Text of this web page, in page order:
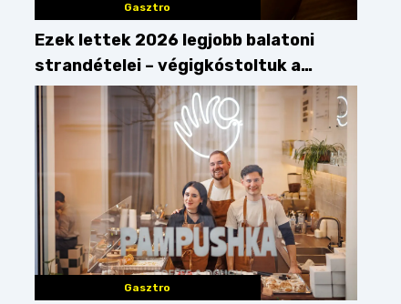
Gasztro
Ezek lettek 2026 legjobb balatoni
strandételei – végigkóstoltuk a
győzteseket
Gasztro